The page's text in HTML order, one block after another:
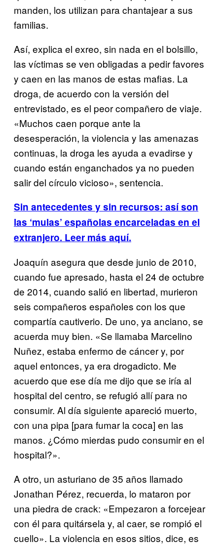
manden, los utilizan para chantajear a sus
familias.
Así, explica el exreo, sin nada en el bolsillo,
las víctimas se ven obligadas a pedir favores
y caen en las manos de estas mafias. La
droga, de acuerdo con la versión del
entrevistado, es el peor compañero de viaje.
«Muchos caen porque ante la
desesperación, la violencia y las amenazas
continuas, la droga les ayuda a evadirse y
cuando están enganchados ya no pueden
salir del círculo vicioso», sentencia.
Sin antecedentes y sin recursos: así son
las ‘mulas’ españolas encarceladas en el
extranjero. Leer más aquí.
Joaquín asegura que desde junio de 2010,
cuando fue apresado, hasta el 24 de octubre
de 2014, cuando salió en libertad, murieron
seis compañeros españoles con los que
compartía cautiverio. De uno, ya anciano, se
acuerda muy bien. «Se llamaba Marcelino
Nuñez, estaba enfermo de cáncer y, por
aquel entonces, ya era drogadicto. Me
acuerdo que ese día me dijo que se iría al
hospital del centro, se refugió allí para no
consumir. Al día siguiente apareció muerto,
con una pipa [para fumar la coca] en las
manos. ¿Cómo mierdas pudo consumir en el
hospital?».
A otro, un asturiano de 35 años llamado
Jonathan Pérez, recuerda, lo mataron por
una piedra de crack: «Empezaron a forcejear
con él para quitársela y, al caer, se rompió el
cuello». La violencia en esos sitios, dice, es